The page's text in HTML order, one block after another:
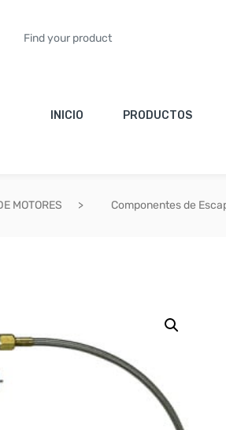
INICIO PRODUCTOS
MOTORES Componentes de